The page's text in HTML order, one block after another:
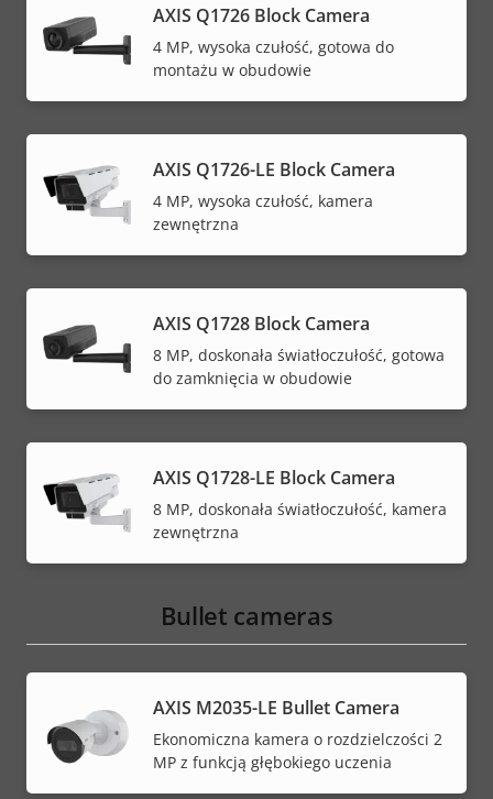
AXIS Q1726 Block Camera
4 MP, wysoka czułość, gotowa do
montażu w obudowie
AXIS Q1726-LE Block Camera
4 MP, wysoka czułość, kamera
zewnętrzna
AXIS Q1728 Block Camera
8 MP, doskonała światłoczułość, gotowa
do zamknięcia w obudowie
AXIS Q1728-LE Block Camera
8 MP, doskonała światłoczułość, kamera
zewnętrzna
Bullet cameras
AXIS M2035-LE Bullet Camera
Ekonomiczna kamera o rozdzielczości 2
MP z funkcją głębokiego uczenia